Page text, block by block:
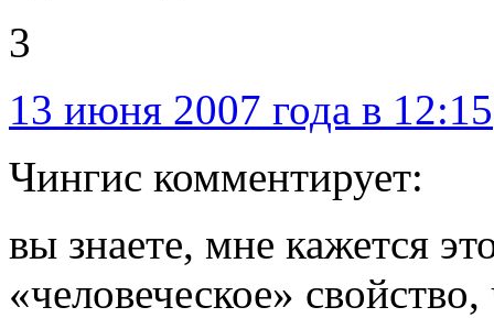
3
13 июня 2007 года в 12:15
Чингис комментирует:
вы знаете, мне кажется
«человеческое»